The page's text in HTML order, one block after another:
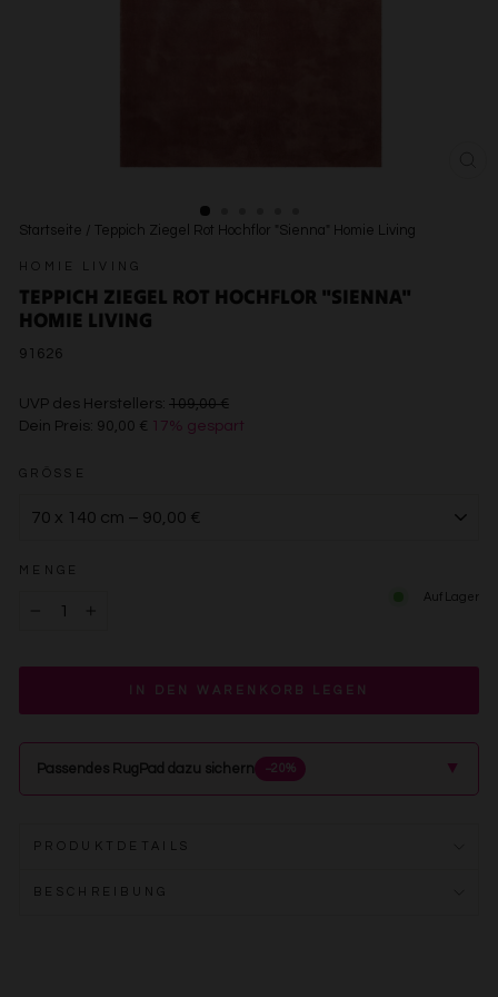
Startseite / Teppich Ziegel Rot Hochflor "Sienna" Homie Living
HOMIE LIVING
TEPPICH ZIEGEL ROT HOCHFLOR "SIENNA"
HOMIE LIVING
91626
UVP des Herstellers: 109,00 €€109,00
Dein Preis: 90,00 € 17% gespart
GRÖSSE
MENGE
Auf Lager
IN DEN WARENKORB LEGEN
Passendes RugPad dazu sichern −20% ▲
PRODUKTDETAILS
BESCHREIBUNG